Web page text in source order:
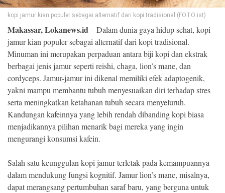
kopi jamur kian populer sebagai alternatif dari kopi tradisional.(FOTO:ist)
Makassar, Lokanews.id– Dalam dunia gaya hidup sehat, kopi
jamur kian populer sebagai alternatif dari kopi tradisional.
Minuman ini merupakan perpaduan antara biji kopi dan ekstrak
berbagai jenis jamur seperti reishi, chaga, lion’s mane, dan
cordyceps. Jamur-jamur ini dikenal memiliki efek adaptogenik,
yakni mampu membantu tubuh menyesuaikan diri terhadap stres
serta meningkatkan ketahanan tubuh secara menyeluruh.
Kandungan kafeinnya yang lebih rendah dibanding kopi biasa
menjadikannya pilihan menarik bagi mereka yang ingin
mengurangi konsumsi kafein.
Salah satu keunggulan kopi jamur terletak pada kemampuannya
dalam mendukung fungsi kognitif. Jamur lion’s mane, misalnya,
dapat merangsang pertumbuhan saraf baru, yang berguna untuk